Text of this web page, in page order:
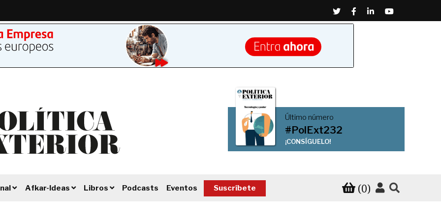
TwitterFacebook
LinkedinYoutube
Último número
#PolExt232
¡CONSÍGUELO!
Afkar-Ideas Libros Podcasts Eventos Suscríbete (0)